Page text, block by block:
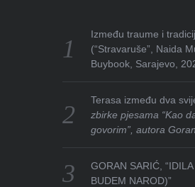
Između traume i
(“Stravaruše”, Naida
Buybook, Sarajevo,
Terasa između dva
zbirke pjesama “Kao
govorim”, autora
GORAN SARIĆ,
BUDEM NAROD)”